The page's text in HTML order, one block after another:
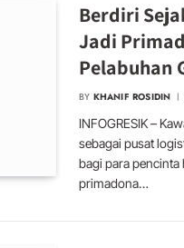
Berdiri
Jadi
Pelabuhan
BY KHANIF ROSIDIN
INFOGRESIK –
sebagai pusat
bagi para pencinta
primadona…